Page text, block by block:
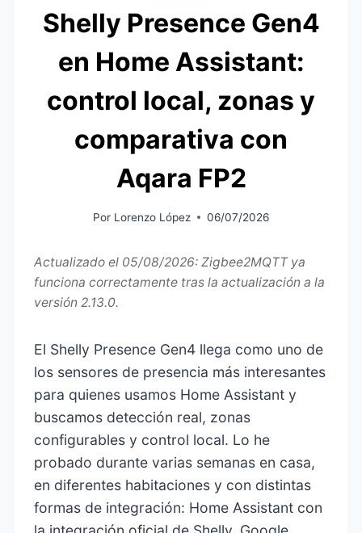
Shelly Presence Gen4
en Home Assistant:
control local, zonas y
comparativa con
Aqara FP2
Por Lorenzo López 06/07/2026
Actualizado el 05/08/2026: Zigbee2MQTT ya
funciona correctamente tras la actualización a la
versión 2.13.0.
El Shelly Presence Gen4 llega como uno de
los sensores de presencia más interesantes
para quienes usamos Home Assistant y
buscamos detección real, zonas
configurables y control local. Lo he
probado durante varias semanas en casa,
en diferentes habitaciones y con distintas
formas de integración: Home Assistant con